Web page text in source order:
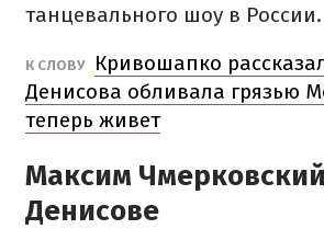
танцевального шоу в России.
К СЛОВУ
Кривошапко
Денисова обливала грязью
теперь живет
Максим
Денисове